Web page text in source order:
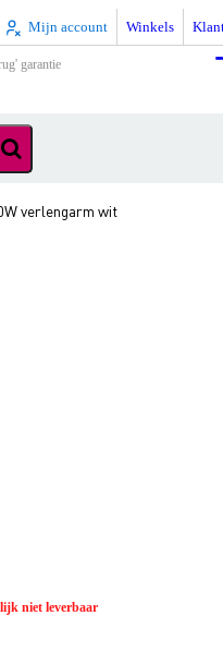
Mijn account Winkels
garantie
verlengarm wit
niet leverbaar